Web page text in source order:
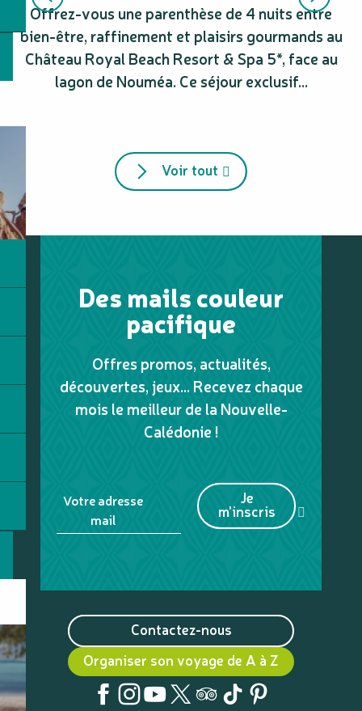
Offrez-vous une parenthèse de 4 nuits entre
bien-être, raffinement et plaisirs gourmands au
Château Royal Beach Resort & Spa 5*, face au
lagon de Nouméa. Ce séjour exclusif...
Voir tout
Des mails couleur
pacifique
Offres promos, actualités,
découvertes, jeux... Recevez chaque
mois le meilleur de la Nouvelle-
Calédonie !
Votre adresse
mail
Je
m'inscris
Contactez-nous
Organiser son voyage de A à Z